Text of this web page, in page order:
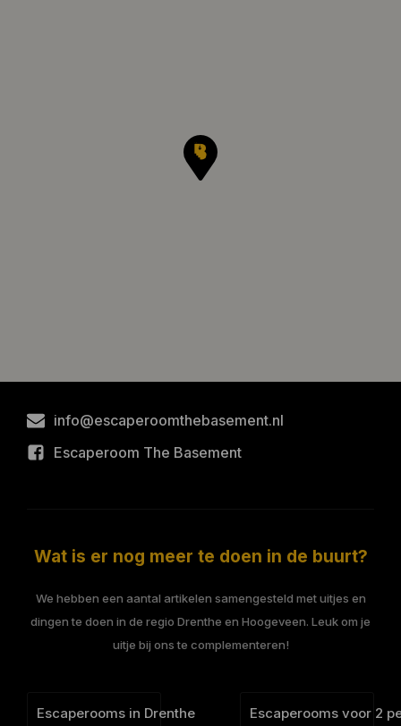
info@escaperoomthebasement.nl
Escaperoom The Basement
Wat is er nog meer te doen in de buurt?
We hebben een aantal artikelen samengesteld met uitjes en
dingen te doen in de regio Drenthe en Hoogeveen. Leuk om je
uitje bij ons te complementeren!
Escaperooms in Drenthe Escaperooms voor 2